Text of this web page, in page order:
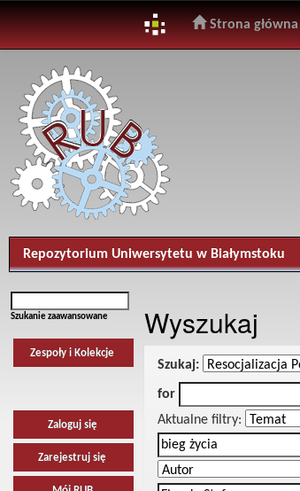
navigation
Strona główna
Repozytorium Uniwersytetu w Białymstoku
Szukanie zaawansowane
Zespoły i Kolekcje
Zaloguj się
Zarejestruj się
Wyszukaj
Szukaj:
for
Aktualne filtry: